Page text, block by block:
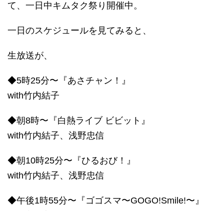
て、一日中キムタク祭り開催中。
一日のスケジュールを見てみると、
生放送が、
◆5時25分〜『あさチャン！』
with竹内結子
◆朝8時〜『白熱ライブ ビビット』
with竹内結子、浅野忠信
◆朝10時25分〜『ひるおび！』
with竹内結子、浅野忠信
◆午後1時55分〜『ゴゴスマ〜GOGO!Smile!〜』